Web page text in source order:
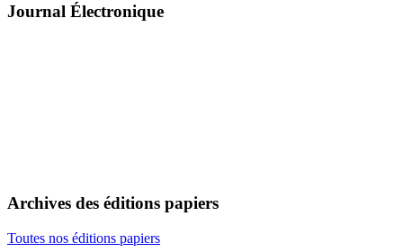
Journal Électronique
Archives des éditions papiers
Toutes nos éditions papiers